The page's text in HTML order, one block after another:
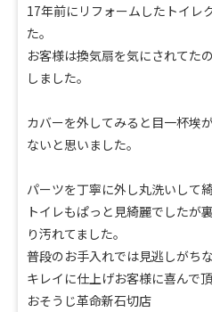
17年前にリフォームしたトイレ
た。
お客様は換気扇を気にされてた
しました。
カバーを外してみると目一杯埃
ないと思いました。
パーツを丁寧に外し丸洗いして
トイレもぱっと見綺麗でしたが
り汚れてました。
普段のお手入れでは見逃しがち
キレイに仕上げお客様に喜んで頂
おそうじ革命新石切店